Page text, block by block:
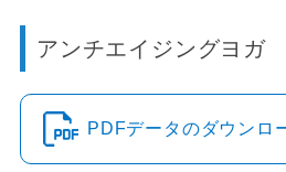
アンチエイジングヨガ
PDFデータのダウンロ